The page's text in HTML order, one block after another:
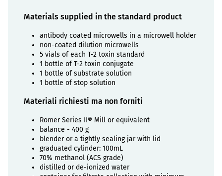
Materials supplied in the standard product
antibody coated microwells in a microwell holder
non-coated dilution microwells
5 vials of each T-2 toxin standard
1 bottle of T-2 toxin conjugate
1 bottle of substrate solution
1 bottle of stop solution
Materiali richiesti ma non forniti
Romer Series II® Mill or equivalent
balance - 400 g
blender or a tightly sealing jar with lid
graduated cylinder: 100mL
70% methanol (ACS grade)
distilled or de-ionized water